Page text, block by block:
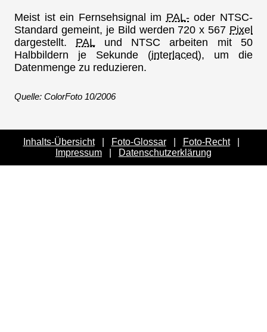
Meist ist ein Fernsehsignal im PAL-oder NTSC-
Standard gemeint, je Bild werden 720 x 567 Pixel
dargestellt. PALund NTSC arbeiten mit 50
Halbbildern je Sekunde (interlaced), um die
Datenmenge zu reduzieren.
Quelle: ColorFoto 10/2006
Inhalts-Übersicht| Foto-Glossar| Foto-Recht|
Impressum
Datenschutzerklärung